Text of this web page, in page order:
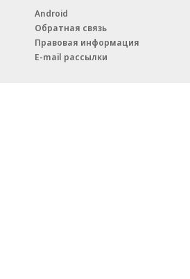
Android
Обратная связь
Правовая информация
E-mail рассылки